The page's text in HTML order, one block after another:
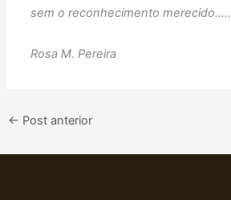
sem o reconhecimento merecido…..
Rosa M. Pereira
← Post anterior